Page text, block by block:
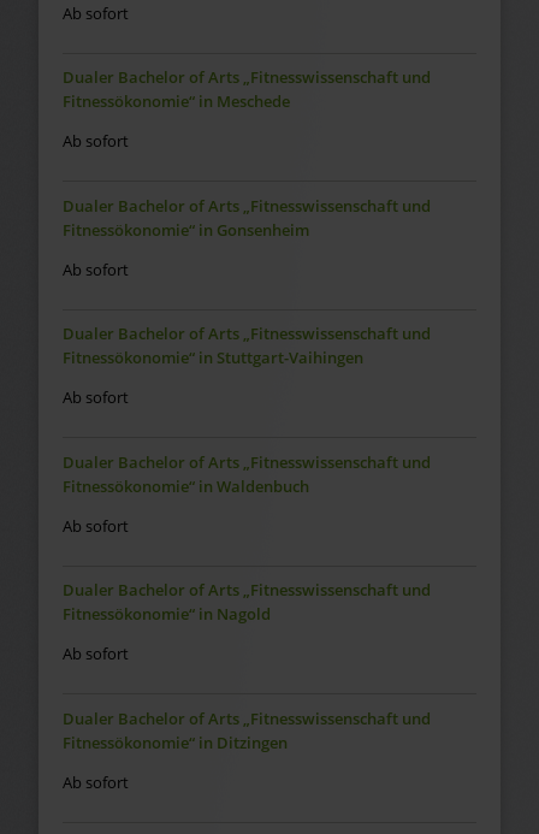
Ab sofort
Dualer Bachelor of Arts „Fitnesswissenschaft und
Fitnessökonomie“ in Meschede
Ab sofort
Dualer Bachelor of Arts „Fitnesswissenschaft und
Fitnessökonomie“ in Gonsenheim
Ab sofort
Dualer Bachelor of Arts „Fitnesswissenschaft und
Fitnessökonomie“ in Stuttgart-Vaihingen
Ab sofort
Dualer Bachelor of Arts „Fitnesswissenschaft und
Fitnessökonomie“ in Waldenbuch
Ab sofort
Dualer Bachelor of Arts „Fitnesswissenschaft und
Fitnessökonomie“ in Nagold
Ab sofort
Dualer Bachelor of Arts „Fitnesswissenschaft und
Fitnessökonomie“ in Ditzingen
Ab sofort